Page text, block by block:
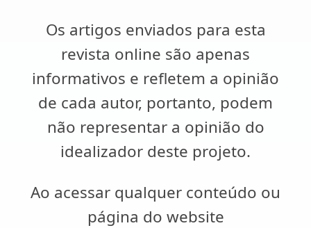
Os artigos enviados para esta
revista online são apenas
informativos e refletem a opinião
de cada autor, portanto, podem
não representar a opinião do
idealizador deste projeto.
Ao acessar qualquer conteúdo ou
página do website